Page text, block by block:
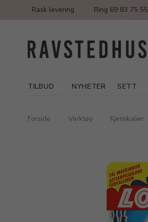
Rask levering Ring 69 83 75 55
TILBUD NYHETER SETT
Forside Verktøy Kjemikalier